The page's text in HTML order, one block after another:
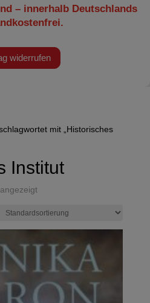
– innerhalb Deutschlands
widerrufen
mit „Historisches
Institut